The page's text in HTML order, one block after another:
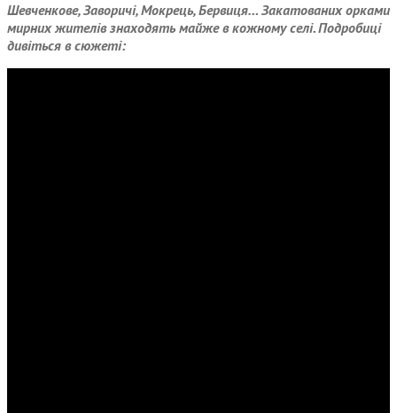
Шевченкове, Заворичі, Мокрець, Бервиця… Закатованих орками
мирних жителів знаходять майже в кожному селі. Подробиці
дивіться в сюжеті: